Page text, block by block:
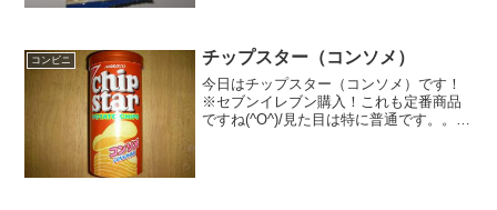
コンビニ チップスター（コンソメ）
今日はチップスター（コンソメ）です！
※セブンイレブン購入！これも定番商品
ですね(^O^)/見た目は特に普通です。。。